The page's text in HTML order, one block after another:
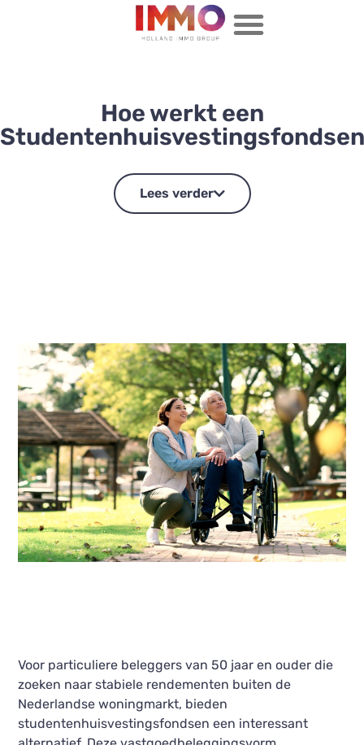
Hoe werkt een
Lees verder
Voor particuliere beleggers van 50 jaar en ouder die
zoeken naar stabiele rendementen buiten de
Nederlandse woningmarkt, bieden
studentenhuisvestingsfondsen een interessant